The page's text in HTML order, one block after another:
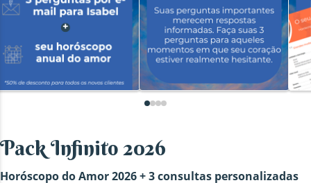
Pack Infinito 2026
Horóscopo do Amor 2026 + 3 consultas personalizadas